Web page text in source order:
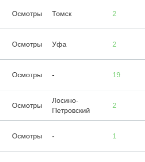
Осмотры Томск 2
Осмотры Уфа 2
Осмотры - 19
Осмотры
Лосино-
Петровский
2
Осмотры - 1